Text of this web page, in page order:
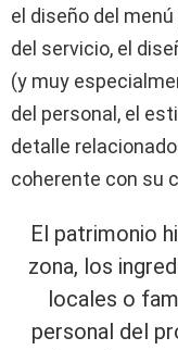
el diseño del
del servicio, el
(y muy
del personal, el
detalle
coherente con su
El patrimonio
zona, los
locales o
personal del